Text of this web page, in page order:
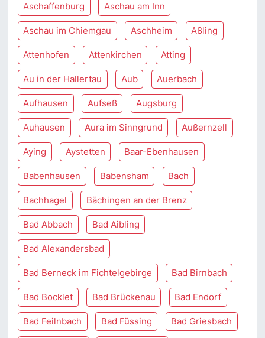
Aschaffenburg Aschau am Inn
Aschau im Chiemgau Aschheim Aßling
Attenhofen Attenkirchen Atting
Au in der Hallertau Aub Auerbach
Aufhausen Aufseß Augsburg
Auhausen Aura im Sinngrund Außernzell
Aying Aystetten Baar-Ebenhausen
Babenhausen Babensham Bach
Bachhagel Bächingen an der Brenz
Bad Abbach Bad Aibling
Bad Alexandersbad
Bad Berneck im Fichtelgebirge Bad Birnbach
Bad Bocklet Bad Brückenau Bad Endorf
Bad Feilnbach Bad Füssing Bad Griesbach